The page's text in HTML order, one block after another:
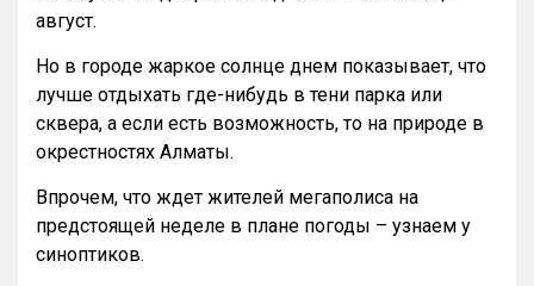
август.
Но в городе жаркое солнце днем показывает, что
лучше отдыхать где-нибудь в тени парка или
сквера, а если есть возможность, то на природе в
окрестностях Алматы.
Впрочем, что ждет жителей мегаполиса на
предстоящей неделе в плане погоды – узнаем у
синоптиков.